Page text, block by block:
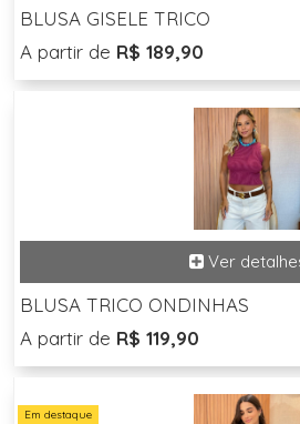
BLUSA GISELE TRICO
A partir de R$ 189,90
BLUSA TRICO ONDINHAS
A partir de R$ 119,90
Em destaque